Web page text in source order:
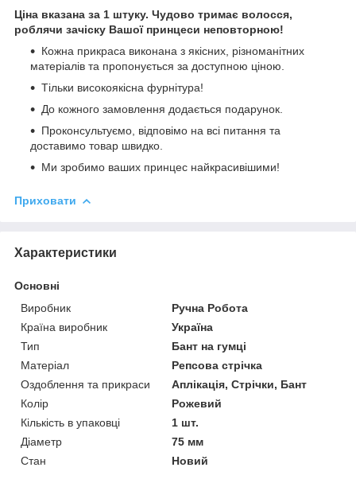
Ціна вказана за 1 штуку. Чудово тримає волосся,
роблячи зачіску Вашої принцеси неповторною!
Кожна прикраса виконана з якісних, різноманітних
матеріалів та пропонується за доступною ціною.
Тільки високоякісна фурнітура!
До кожного замовлення додається подарунок.
Проконсультуємо, відповімо на всі питання та
доставимо товар швидко.
Ми зробимо ваших принцес найкрасивішими!
Приховати
Характеристики
Основні
Виробник
Ручна Робота
Країна виробник
Україна
Тип
Бант на гумці
Матеріал
Репсова стрічка
Оздоблення та прикраси
Аплікація, Стрічки, Бант
Колір
Рожевий
Кількість в упаковці
1 шт.
Діаметр
75 мм
Стан
Новий